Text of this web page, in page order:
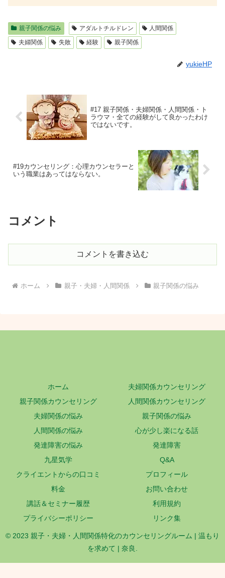
親子関係の悩み アダルトチルドレン
人間関係
夫婦関係
失敗 経験 親子関係
yukieHP
#17 親子関係・夫婦関係・人間関係・ト
ラウマ・全ての経験がして良かったわけ
ではないです。
#19カウンセリング：心理カウンセラーと
いう職業はあってはならない。
コメント
コメントを書き込む
ホーム 親子・夫婦・人間関係 親子関係の悩み
ホーム
夫婦関係カウンセリング
親子関係カウンセリング
人間関係カウンセリング
夫婦関係の悩み
親子関係の悩み
人間関係の悩み
心が少し楽になる話
発達障害の悩み
発達障害
九星気学
Q&A
クライエントからの口コミ
プロフィール
料金
お問い合わせ
講話＆セミナー履歴
利用規約
プライバシーポリシー
リンク集
© 2023 親子・夫婦・人間関係特化のカウンセリングルーム | 温もり
を求めて | 奈良.